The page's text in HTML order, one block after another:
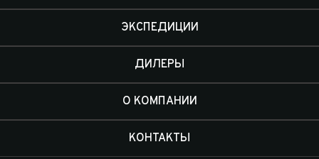
ЭКСПЕДИЦИИ
ДИЛЕРЫ
О КОМПАНИИ
КОНТАКТЫ